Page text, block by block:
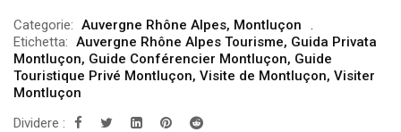
Categorie: Auvergne Rhône Alpes, Montluçon
Etichetta: Auvergne Rhône Alpes Tourisme, Guida Privata
Montluçon, Guide Conférencier Montluçon, Guide
Touristique Privé Montluçon, Visite de Montluçon, Visiter
Montluçon
Dividere :